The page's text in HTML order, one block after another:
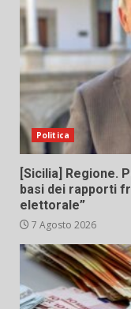
Politica
[Sicilia] Regione.
basi dei rapporti
elettorale”
7 Agosto 2026